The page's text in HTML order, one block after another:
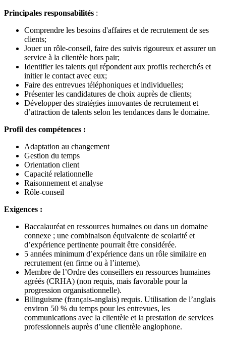
Principales responsabilités :
Comprendre les besoins d'affaires et de recrutement de ses
clients;
Jouer un rôle-conseil, faire des suivis rigoureux et assurer un
service à la clientèle hors pair;
Identifier les talents qui répondent aux profils recherchés et
initier le contact avec eux;
Faire des entrevues téléphoniques et individuelles;
Présenter les candidatures de choix auprès de clients;
Développer des stratégies innovantes de recrutement et
d’attraction de talents selon les tendances dans le domaine.
Profil des compétences :
Adaptation au changement
Gestion du temps
Orientation client
Capacité relationnelle
Raisonnement et analyse
Rôle-conseil
Exigences :
Baccalauréat en ressources humaines ou dans un domaine
connexe ; une combinaison équivalente de scolarité et
d’expérience pertinente pourrait être considérée.
5 années minimum d’expérience dans un rôle similaire en
recrutement (en firme ou à l’interne).
Membre de l’Ordre des conseillers en ressources humaines
agréés (CRHA) (non requis, mais favorable pour la
progression organisationnelle).
Bilinguisme (français-anglais) requis. Utilisation de l’anglais
environ 50 % du temps pour les entrevues, les
communications avec la clientèle et la prestation de services
professionnels auprès d’une clientèle anglophone.